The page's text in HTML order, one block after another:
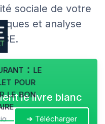
sociale de votre
et analyse
: le
pour
le bonle livre blanc
➔ Télécharger